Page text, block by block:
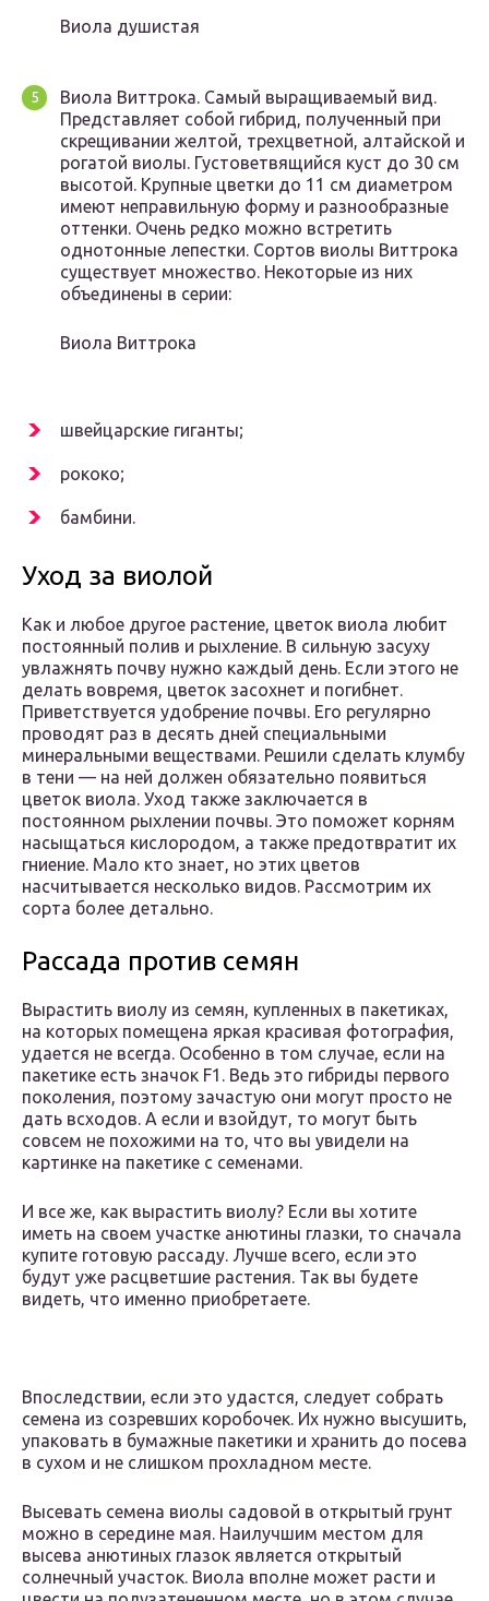
Виола душистая
Виола Виттрока. Самый выращиваемый вид.
Представляет собой гибрид, полученный при
скрещивании желтой, трехцветной, алтайской и
рогатой виолы. Густоветвящийся куст до 30 см
высотой. Крупные цветки до 11 см диаметром
имеют неправильную форму и разнообразные
оттенки. Очень редко можно встретить
однотонные лепестки. Сортов виолы Виттрока
существует множество. Некоторые из них
объединены в серии:
Виола Виттрока
швейцарские гиганты;
рококо;
бамбини.
Уход за виолой
Как и любое другое растение, цветок виола любит
постоянный полив и рыхление. В сильную засуху
увлажнять почву нужно каждый день. Если этого не
делать вовремя, цветок засохнет и погибнет.
Приветствуется удобрение почвы. Его регулярно
проводят раз в десять дней специальными
минеральными веществами. Решили сделать клумбу
в тени — на ней должен обязательно появиться
цветок виола. Уход также заключается в
постоянном рыхлении почвы. Это поможет корням
насыщаться кислородом, а также предотвратит их
гниение. Мало кто знает, но этих цветов
насчитывается несколько видов. Рассмотрим их
сорта более детально.
Рассада против семян
Вырастить виолу из семян, купленных в пакетиках,
на которых помещена яркая красивая фотография,
удается не всегда. Особенно в том случае, если на
пакетике есть значок F1. Ведь это гибриды первого
поколения, поэтому зачастую они могут просто не
дать всходов. А если и взойдут, то могут быть
совсем не похожими на то, что вы увидели на
картинке на пакетике с семенами.
И все же, как вырастить виолу? Если вы хотите
иметь на своем участке анютины глазки, то сначала
купите готовую рассаду. Лучше всего, если это
будут уже расцветшие растения. Так вы будете
видеть, что именно приобретаете.
Впоследствии, если это удастся, следует собрать
семена из созревших коробочек. Их нужно высушить,
упаковать в бумажные пакетики и хранить до посева
в сухом и не слишком прохладном месте.
Высевать семена виолы садовой в открытый грунт
можно в середине мая. Наилучшим местом для
высева анютиных глазок является открытый
солнечный участок. Виола вполне может расти и